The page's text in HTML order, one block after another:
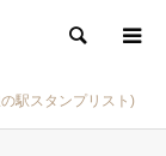
検索
駅スタンプリスト)